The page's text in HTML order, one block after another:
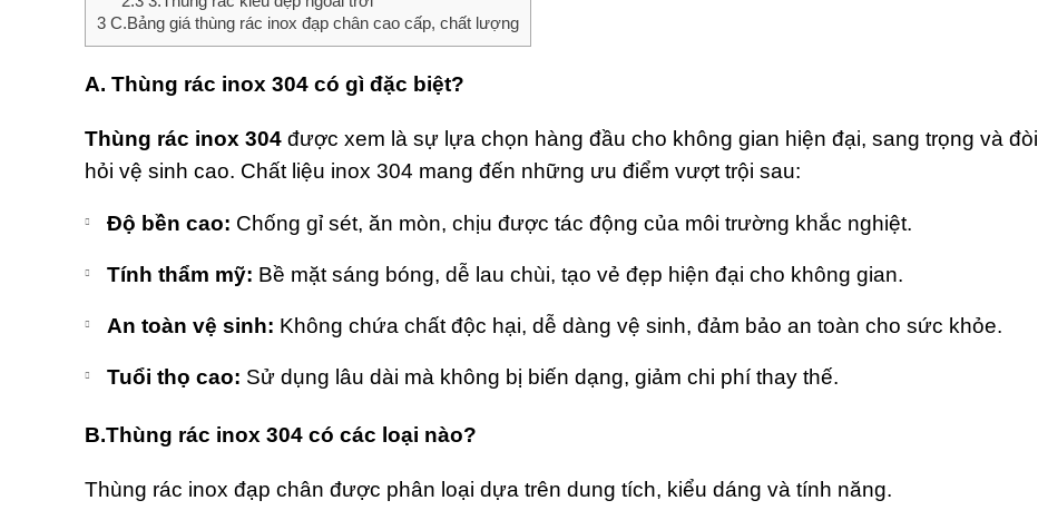
3 C.Bảng giá thùng rác inox đạp chân cao cấp, chất lượng
A. Thùng rác inox 304 có gì đặc biệt?
Thùng rác inox 304 được xem là sự lựa chọn hàng đầu cho không gian hiện đại, sang trọng và đòi
hỏi vệ sinh cao. Chất liệu inox 304 mang đến những ưu điểm vượt trội sau:
Độ bền cao: Chống gỉ sét, ăn mòn, chịu được tác động của môi trường khắc nghiệt.
Tính thẩm mỹ: Bề mặt sáng bóng, dễ lau chùi, tạo vẻ đẹp hiện đại cho không gian.
An toàn vệ sinh: Không chứa chất độc hại, dễ dàng vệ sinh, đảm bảo an toàn cho sức khỏe.
Tuổi thọ cao: Sử dụng lâu dài mà không bị biến dạng, giảm chi phí thay thế.
B.Thùng rác inox 304 có các loại nào?
Thùng rác inox đạp chân được phân loại dựa trên dung tích, kiểu dáng và tính năng.